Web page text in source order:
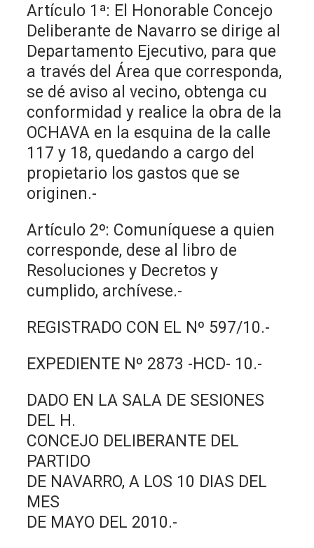
Artículo 1ª: El Honorable Concejo
Deliberante de Navarro se dirige al
Departamento Ejecutivo, para que
a través del Área que corresponda,
se dé aviso al vecino, obtenga cu
conformidad y realice la obra de la
OCHAVA en la esquina de la calle
117 y 18, quedando a cargo del
propietario los gastos que se
originen.-
Artículo 2º: Comuníquese a quien
corresponde, dese al libro de
Resoluciones y Decretos y
cumplido, archívese.-
REGISTRADO CON EL Nº 597/10.-
EXPEDIENTE Nº 2873 -HCD- 10.-
DADO EN LA SALA DE SESIONES
DEL H.
CONCEJO DELIBERANTE DEL
PARTIDO
DE NAVARRO, A LOS 10 DIAS DEL
MES
DE MAYO DEL 2010.-